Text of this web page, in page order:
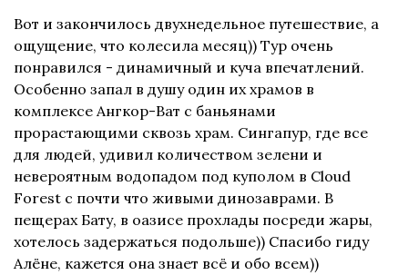
Вот и закончилось двухнедельное путешествие, а
ощущение, что колесила месяц)) Тур очень
понравился - динамичный и куча впечатлений.
Особенно запал в душу один их храмов в
комплексе Ангкор-Ват с баньянами
прорастающими сквозь храм. Сингапур, где все
для людей, удивил количеством зелени и
невероятным водопадом под куполом в Cloud
Forest с почти что живыми динозаврами. В
пещерах Бату, в оазисе прохлады посреди жары,
хотелось задержаться подольше)) Спасибо гиду
Алёне, кажется она знает всё и обо всем))